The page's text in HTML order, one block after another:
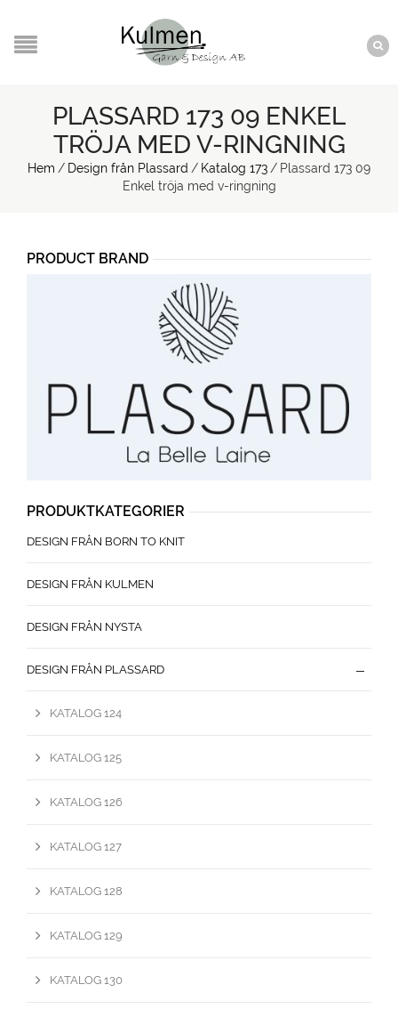
PLASSARD 173 09 ENKEL
TRÖJA MED V-RINGNING
Hem / Design från Plassard / Katalog 173 / Plassard 173 09
Enkel tröja med v-ringning
PRODUCT BRAND
PRODUKTKATEGORIER
DESIGN FRÅN BORN TO KNIT
DESIGN FRÅN KULMEN
DESIGN FRÅN NYSTA
DESIGN FRÅN PLASSARD
KATALOG 124
KATALOG 125
KATALOG 126
KATALOG 127
KATALOG 128
KATALOG 129
KATALOG 130